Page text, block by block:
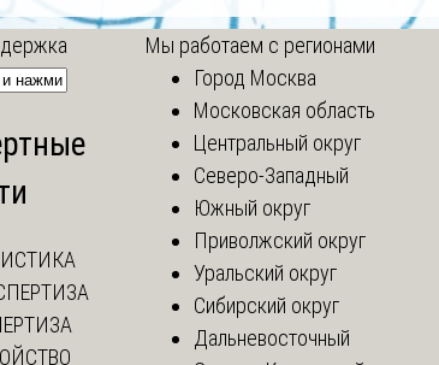
Мы работаем с регионами
Город Москва
Московская область
Центральный округ
Северо-Западный
Южный округ
Приволжский округ
Уральский округ
Сибирский округ
Дальневосточный